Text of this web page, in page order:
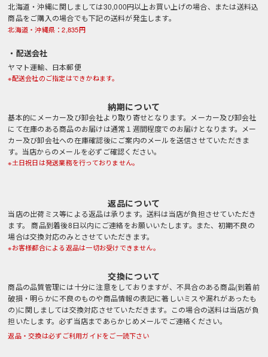
北海道・沖縄に関しましては30,000円以上お買い上げの場合、または送料込
商品をご購入の場合でも下記の送料が発生します。
北海道・沖縄県：2,835円
・配送会社
ヤマト運輸、日本郵便
※配送会社のご指定はできかねます。
納期について
基本的にメーカー及び卸会社より取り寄せとなります。メーカー及び卸会社
にて在庫のある商品のお届けは通常１週間程度でのお届けとなります。メー
カー及び卸会社への在庫確認後にご案内のメールを送信させていただきま
す。当店からのメールを必ずご確認ください。
※土日祝日は発送業務を行っておりません。
返品について
当店の出荷ミス等による返品は承ります。送料は当店が負担させていただき
ます。 商品到着後8日以内にご連絡をお願いいたします。また、初期不良の
場合は交換対応のみとさせていただきます。
※お客様都合による返品は一切お受けできません。
交換について
商品の品質管理には十分に注意をしておりますが、不具合のある商品(到着前
破損・明らかに不良のものや商品情報の表記に著しいミスや漏れがあったも
の)に関しましては交換対応させていただきます。この場合の送料は当店が負
担いたします。必ず当店まであらかじめメールでご連絡ください。
返品・交換は必ずご利用ガイドをご一読下さい